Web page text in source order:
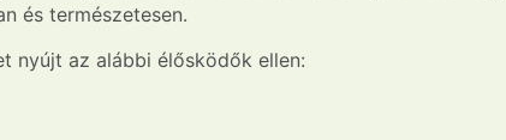
és természetesen.
nyújt az alábbi élősködők ellen: